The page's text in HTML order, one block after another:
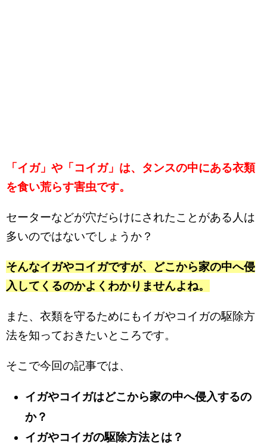
「イガ」や「コイガ」は、タンスの中にある衣類
を食い荒らす害虫です。
セーターなどが穴だらけにされたことがある人は
多いのではないでしょうか？
そんなイガやコイガですが、どこから家の中へ侵
入してくるのかよくわかりませんよね。
また、衣類を守るためにもイガやコイガの駆除方
法を知っておきたいところです。
そこで今回の記事では、
イガやコイガはどこから家の中へ侵入するの
か？
イガやコイガの駆除方法とは？